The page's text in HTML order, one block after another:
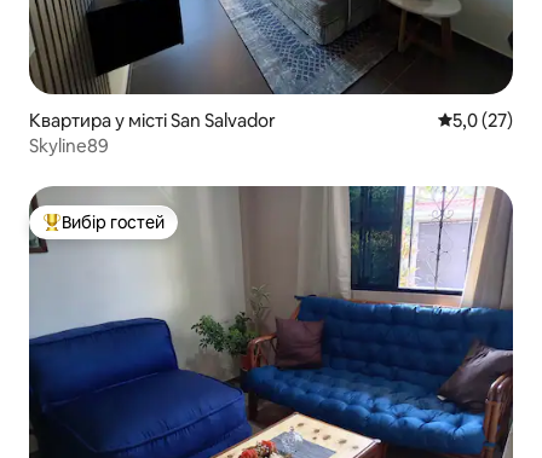
Квартира у місті San Salvador Середня
5,0 (27)
Skyline89
Топ вибір гостей
Вибір гостей